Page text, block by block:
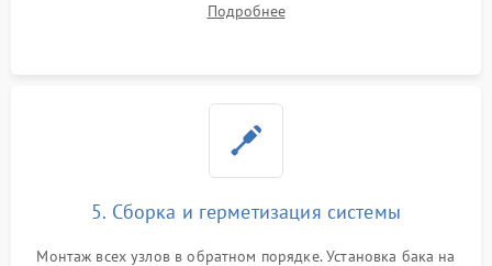
или поврежденной резиновой манжеты.
Подробнее
5. Сборка и герметизация системы
Монтаж всех узлов в обратном порядке. Установка бака на